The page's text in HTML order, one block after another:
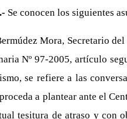
Se conocen los siguientes
Mora, Secretario
Nº 97-2005, artículo
se refiere a las
a plantear ante el
tesitura de atraso y con